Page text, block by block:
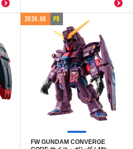
2026.06 PB
FW GUNDAM CONVERGE